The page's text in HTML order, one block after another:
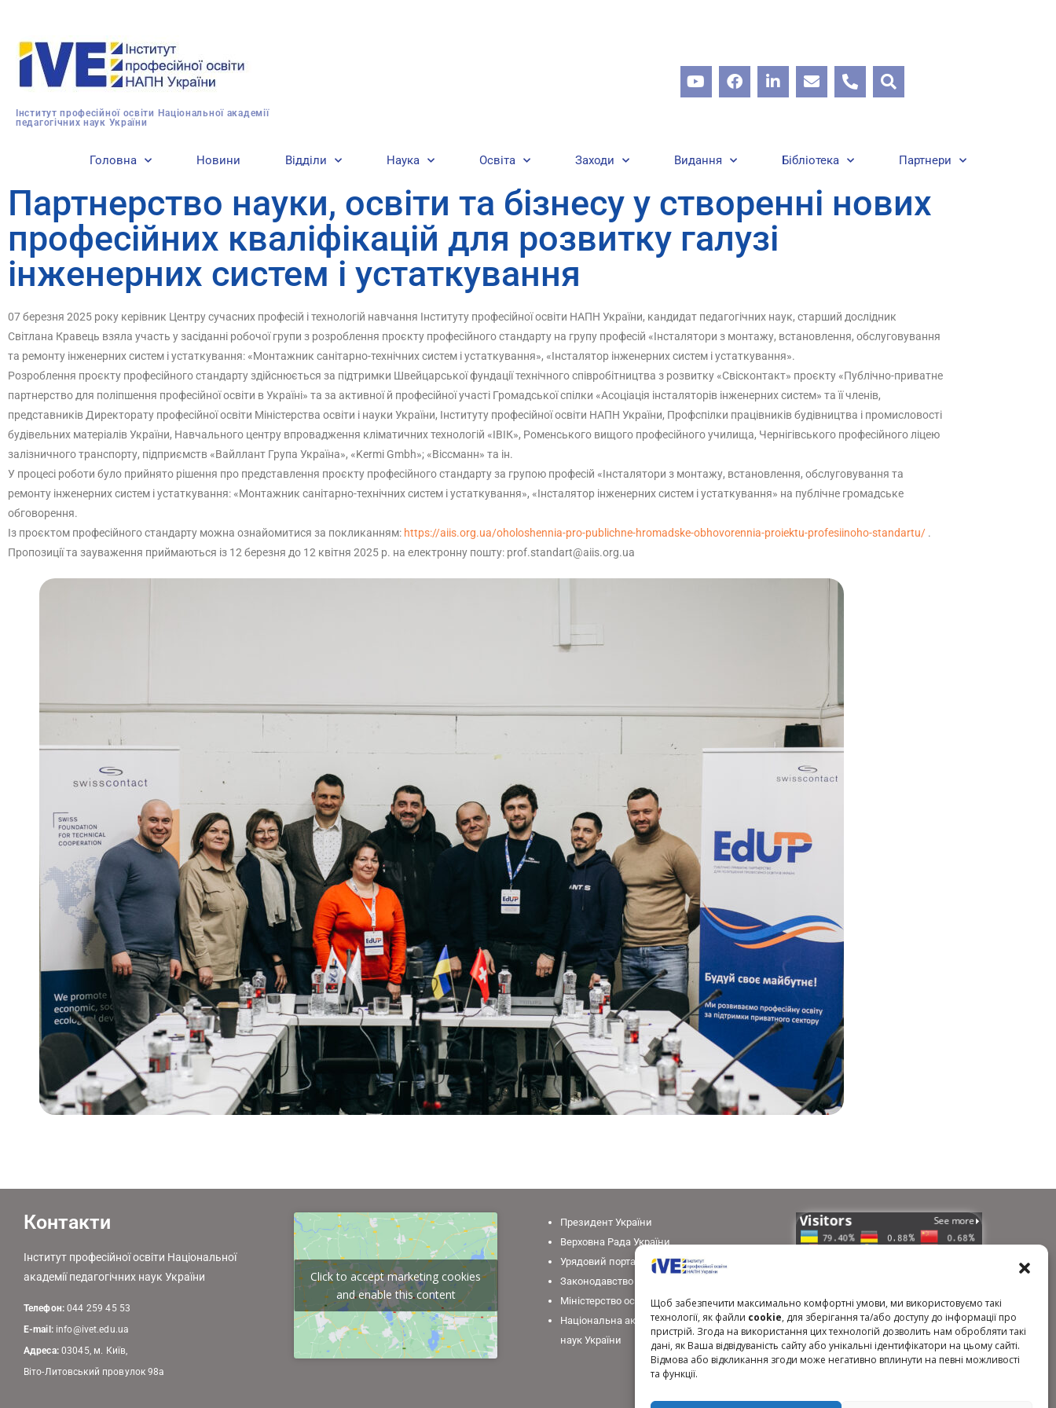
Щоб забезпечити максимально комфортні умови, ми використовуємо такі
технології, як файли cookie, для зберігання та/або доступу до інформації про
пристрій. Згода на використання цих технологій дозволить нам обробляти такі
дані, як Ваша відвідуваність сайту або унікальні ідентифікатори на цьому сайті.
Відмова або відкликання згоди може негативно вплинути на певні можливості
та функції.
Інститут професійної освіти Національної академії
педагогічних наук України
Головна Новини Відділи Наука Освіта Заходи Видання Бібліотека Партнери
Партнерство науки, освіти та бізнесу у створенні нових
професійних кваліфікацій для розвитку галузі
інженерних систем і устаткування
07 березня 2025 року керівник Центру сучасних професій і технологій навчання Інституту професійної освіти НАПН України, кандидат педагогічних наук, старший дослідник
Світлана Кравець взяла участь у засіданні робочої групи з розроблення проєкту професійного стандарту на групу професій «Інсталятори з монтажу, встановлення, обслуговування
та ремонту інженерних систем і устаткування: «Монтажник санітарно-технічних систем і устаткування», «Інсталятор інженерних систем і устаткування».
Розроблення проєкту професійного стандарту здійснюється за підтримки Швейцарської фундації технічного співробітництва з розвитку «Cвісконтакт» проєкту «Публічно-приватне
партнерство для поліпшення професійної освіти в Україні» та за активної й професійної участі Громадської спілки «Асоціація інсталяторів інженерних систем» та її членів,
представників Директорату професійної освіти Міністерства освіти і науки України, Інституту професійної освіти НАПН України, Профспілки працівників будівництва і промисловості
будівельних матеріалів України, Навчального центру впровадження кліматичних технологій «ІВІК», Роменського вищого професійного училища, Чернігівського професійного ліцею
залізничного транспорту, підприємств «Вайллант Група Україна», «Kermi Gmbh»; «Віссманн» та ін.
У процесі роботи було прийнято рішення про представлення проєкту професійного стандарту за групою професій «Інсталятори з монтажу, встановлення, обслуговування та
ремонту інженерних систем і устаткування: «Монтажник санітарно-технічних систем і устаткування», «Інсталятор інженерних систем і устаткування» на публічне громадське
обговорення.
Із проєктом професійного стандарту можна ознайомитися за покликанням: https://aiis.org.ua/oholoshennia-pro-publichne-hromadske-obhovorennia-proiektu-profesiinoho-standartu/ .
Пропозиції та зауваження приймаються із 12 березня до 12 квітня 2025 р. на електронну пошту: prof.standart@aiis.org.ua
Контакти
Інститут професійної освіти Національної
академії педагогічних наук України
Телефон:044 259 45 53
E-mail: info@ivet.edu.ua
Адреса:03045, м. Київ,
Віто-Литовський провулок 98а
Click to accept marketing cookies
and enable this content
Президент України
Верховна Рада України
Урядовий портал
Законодавство України
Міністерство освіти і науки України
Національна академія педагогічних
наук України